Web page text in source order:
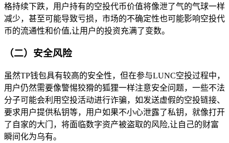
格持续下跌，用户持有的空投代币价值将像泄了气的气球一样
减少，甚至可能导致亏损，市场的不确定性也可能影响空投代
币的流通性和价值,让用户的投资充满了变数。
（二）安全风险
虽然TP钱包具有较高的安全性，但在参与LUNC空投过程中，
用户仍然需要像警惕狡猾的狐狸一样注意安全问题，一些不法
分子可能会利用空投活动进行诈骗，如发送虚假的空投链接、
要求用户提供私钥等，用户如果不小心泄露了私钥，就像打开
了自家的大门，将面临数字资产被盗取的风险,让自己的财富
瞬间化为乌有。